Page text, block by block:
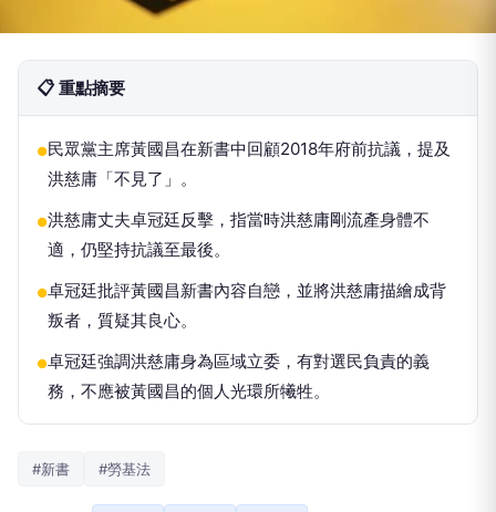
📋 重點摘要
●民眾黨主席黃國昌在新書中回顧2018年府前抗議，提及
洪慈庸「不見了」。
●洪慈庸丈夫卓冠廷反擊，指當時洪慈庸剛流產身體不
適，仍堅持抗議至最後。
●卓冠廷批評黃國昌新書內容自戀，並將洪慈庸描繪成背
叛者，質疑其良心。
●卓冠廷強調洪慈庸身為區域立委，有對選民負責的義
務，不應被黃國昌的個人光環所犧牲。
#新書 #勞基法